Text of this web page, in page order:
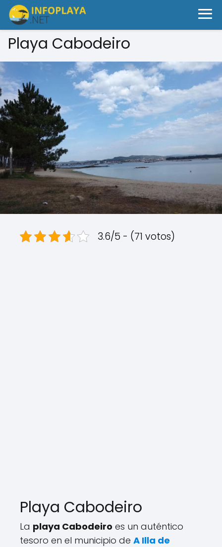
Playa Cabodeiro
3.6/5 - (71 votos)
Playa Cabodeiro
La playa Cabodeiro es un auténtico
tesoro en el municipio de A Illa de